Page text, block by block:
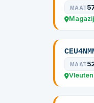
MAAT
MAAT
Vleuten